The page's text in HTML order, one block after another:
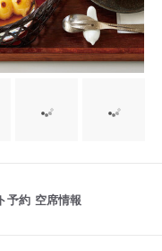
予約 空席情報